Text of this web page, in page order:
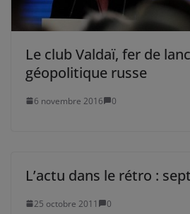
Le club Valdaï, fer de
géopolitique russe
6 novembre 2016 0
L’actu dans le rétro :
25 octobre 2011 0